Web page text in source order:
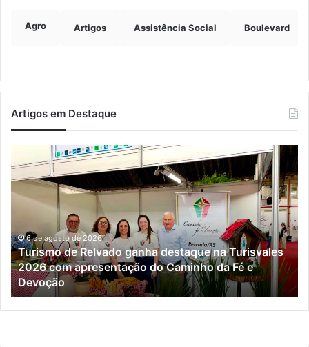
Agro Artigos Assistência Social Boulevard
Artigos em Destaque
de
Relvado
ganha
Turisvales
2026
com
apresentação
do
Caminho
6 de agosto de 2026
Turismo de Relvado ganha destaque na Turisvales
2026 com apresentação do Caminho da Fé e
Devoção